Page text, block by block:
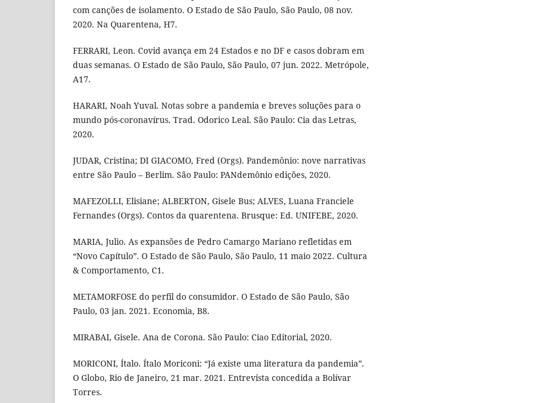
com canções de isolamento. O Estado de São Paulo, São Paulo, 08 nov.
2020. Na Quarentena, H7.
FERRARI, Leon. Covid avança em 24 Estados e no DF e casos dobram em
duas semanas. O Estado de São Paulo, São Paulo, 07 jun. 2022. Metrópole,
A17.
HARARI, Noah Yuval. Notas sobre a pandemia e breves soluções para o
mundo pós-coronavírus. Trad. Odorico Leal. São Paulo: Cia das Letras,
2020.
JUDAR, Cristina; DI GIACOMO, Fred (Orgs). Pandemônio: nove narrativas
entre São Paulo – Berlim. São Paulo: PANdemônio edições, 2020.
MAFEZOLLI, Elisiane; ALBERTON, Gisele Bus; ALVES, Luana Franciele
Fernandes (Orgs). Contos da quarentena. Brusque: Ed. UNIFEBE, 2020.
MARIA, Julio. As expansões de Pedro Camargo Mariano refletidas em
“Novo Capítulo”. O Estado de São Paulo, São Paulo, 11 maio 2022. Cultura
& Comportamento, C1.
METAMORFOSE do perfil do consumidor. O Estado de São Paulo, São
Paulo, 03 jan. 2021. Economia, B8.
MIRABAI, Gisele. Ana de Corona. São Paulo: Ciao Editorial, 2020.
MORICONI, Ítalo. Ítalo Moriconi: “Já existe uma literatura da pandemia”.
O Globo, Rio de Janeiro, 21 mar. 2021. Entrevista concedida a Bolívar
Torres.